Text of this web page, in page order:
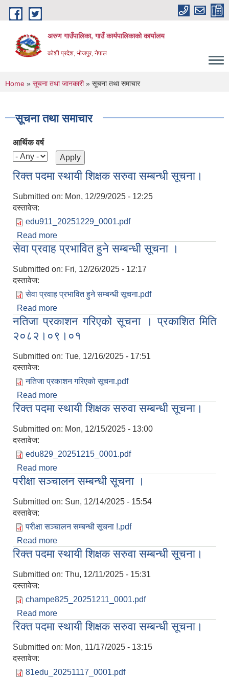
Skip to main content
अरुण गाउँपालिका, गाउँ कार्यपालिकाको कार्यालय
कोशी प्रदेश, भोजपुर, नेपाल
You are here
Home » सूचना तथा जानकारी» सूचना तथा समाचार
सूचना तथा समाचार
आर्थिक वर्ष
रिक्त पदमा स्थायी शिक्षक सरुवा सम्बन्धी सूचना।
Submitted on: Mon, 12/29/2025 - 12:25
दस्तावेज:
edu911_20251229_0001.pdf
Read more
सेवा प्रवाह प्रभावित हुने सम्बन्धी सूचना ।
Submitted on: Fri, 12/26/2025 - 12:17
दस्तावेज:
सेवा प्रवाह प्रभावित हुने सम्बन्धी सूचना.pdf
Read more
नतिजा प्रकाशन गरिएको सूचना । प्रकाशित मिति
२०८२।०९।०१
Submitted on: Tue, 12/16/2025 - 17:51
दस्तावेज:
नतिजा प्रकाशन गरिएको सूचना.pdf
Read more
२०८२।०९।०१
रिक्त पदमा स्थायी शिक्षक सरुवा सम्बन्धी सूचना।
Submitted on: Mon, 12/15/2025 - 13:00
दस्तावेज:
edu829_20251215_0001.pdf
Read more
परीक्षा सञ्चालन सम्बन्धी सूचना ।
Submitted on: Sun, 12/14/2025 - 15:54
दस्तावेज:
परीक्षा सञ्चालन सम्बन्धी सूचना !.pdf
Read more
रिक्त पदमा स्थायी शिक्षक सरुवा सम्बन्धी सूचना।
Submitted on: Thu, 12/11/2025 - 15:31
दस्तावेज:
champe825_20251211_0001.pdf
Read more
रिक्त पदमा स्थायी शिक्षक सरुवा सम्बन्धी सूचना।
Submitted on: Mon, 11/17/2025 - 13:15
दस्तावेज:
81edu_20251117_0001.pdf